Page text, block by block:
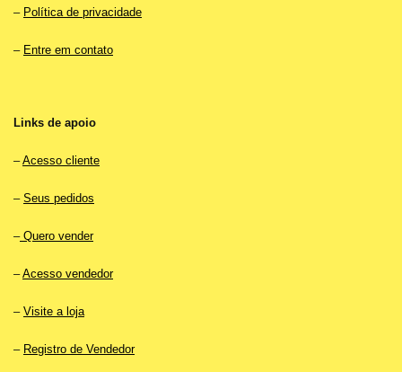
– Política de privacidade
– Entre em contato
Links de apoio
–Acesso cliente
– Seus pedidos
–Quero vender
–Acesso vendedor
– Visite a loja
– Registro de Vendedor